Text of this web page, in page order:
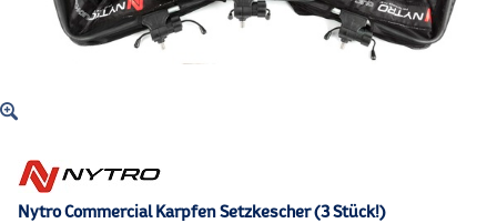
Nytro Commercial Karpfen Setzkescher (3 Stück!)